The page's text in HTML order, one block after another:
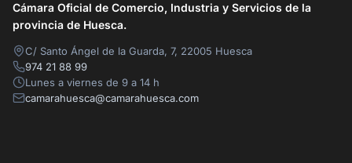
Cámara Oficial de Comercio, Industria y Servicios de la
provincia de Huesca.
C/ Santo Ángel de la Guarda, 7, 22005 Huesca
974 21 88 99
Lunes a viernes de 9 a 14 h
camarahuesca@camarahuesca.com